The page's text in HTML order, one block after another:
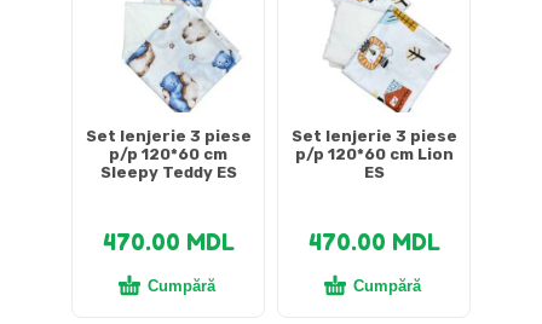
Set lenjerie 3 piese
p/p 120*60 cm
Sleepy Teddy ES
470.00 MDL
Cumpără
Set lenjerie 3 piese
p/p 120*60 cm Lion
ES
470.00 MDL
Cumpără